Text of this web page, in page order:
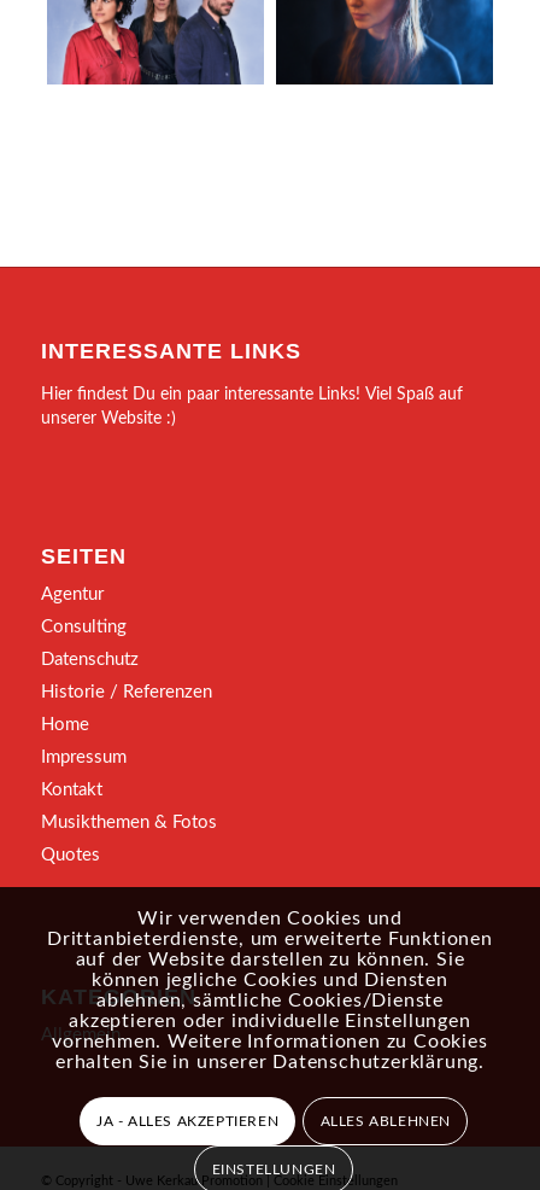
INTERESSANTE LINKS
Hier findest Du ein paar interessante Links! Viel Spaß auf
unserer Website :)
SEITEN
Agentur
Consulting
Datenschutz
Historie / Referenzen
Home
Impressum
Kontakt
Musikthemen & Fotos
Quotes
KATEGORIEN
Allgemein
© Copyright - Uwe Kerkau Promotion | Cookie Einstellungen
Wir verwenden Cookies und
Drittanbieterdienste, um erweiterte Funktionen
auf der Website darstellen zu können. Sie
können jegliche Cookies und Diensten
ablehnen, sämtliche Cookies/Dienste
akzeptieren oder individuelle Einstellungen
vornehmen. Weitere Informationen zu Cookies
erhalten Sie in unserer Datenschutzerklärung.
JA - ALLES AKZEPTIEREN ALLES ABLEHNEN
EINSTELLUNGEN